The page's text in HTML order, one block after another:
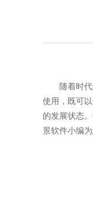
随着时代
使用，既可
的发展状态
景软件小编为